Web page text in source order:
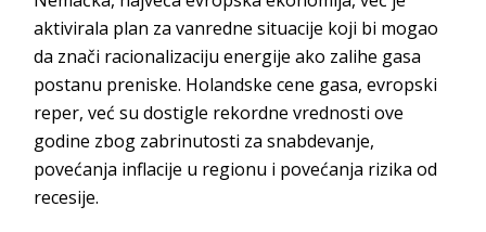
aktivirala plan za vanredne situacije koji bi mogao
da znači racionalizaciju energije ako zalihe gasa
postanu preniske. Holandske cene gasa, evropski
reper, već su dostigle rekordne vrednosti ove
godine zbog zabrinutosti za snabdevanje,
povećanja inflacije u regionu i povećanja rizika od
recesije.